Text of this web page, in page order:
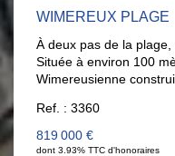
WIMEREUX PLAGE
À deux pas de la
Située à environ 100
Wimereusienne
avec cheminée feu de
cuisine, une chambre
bains et wc. À l'étage
Ref. : 3360
819 000 €
dont 3.93% TTC d'honoraires